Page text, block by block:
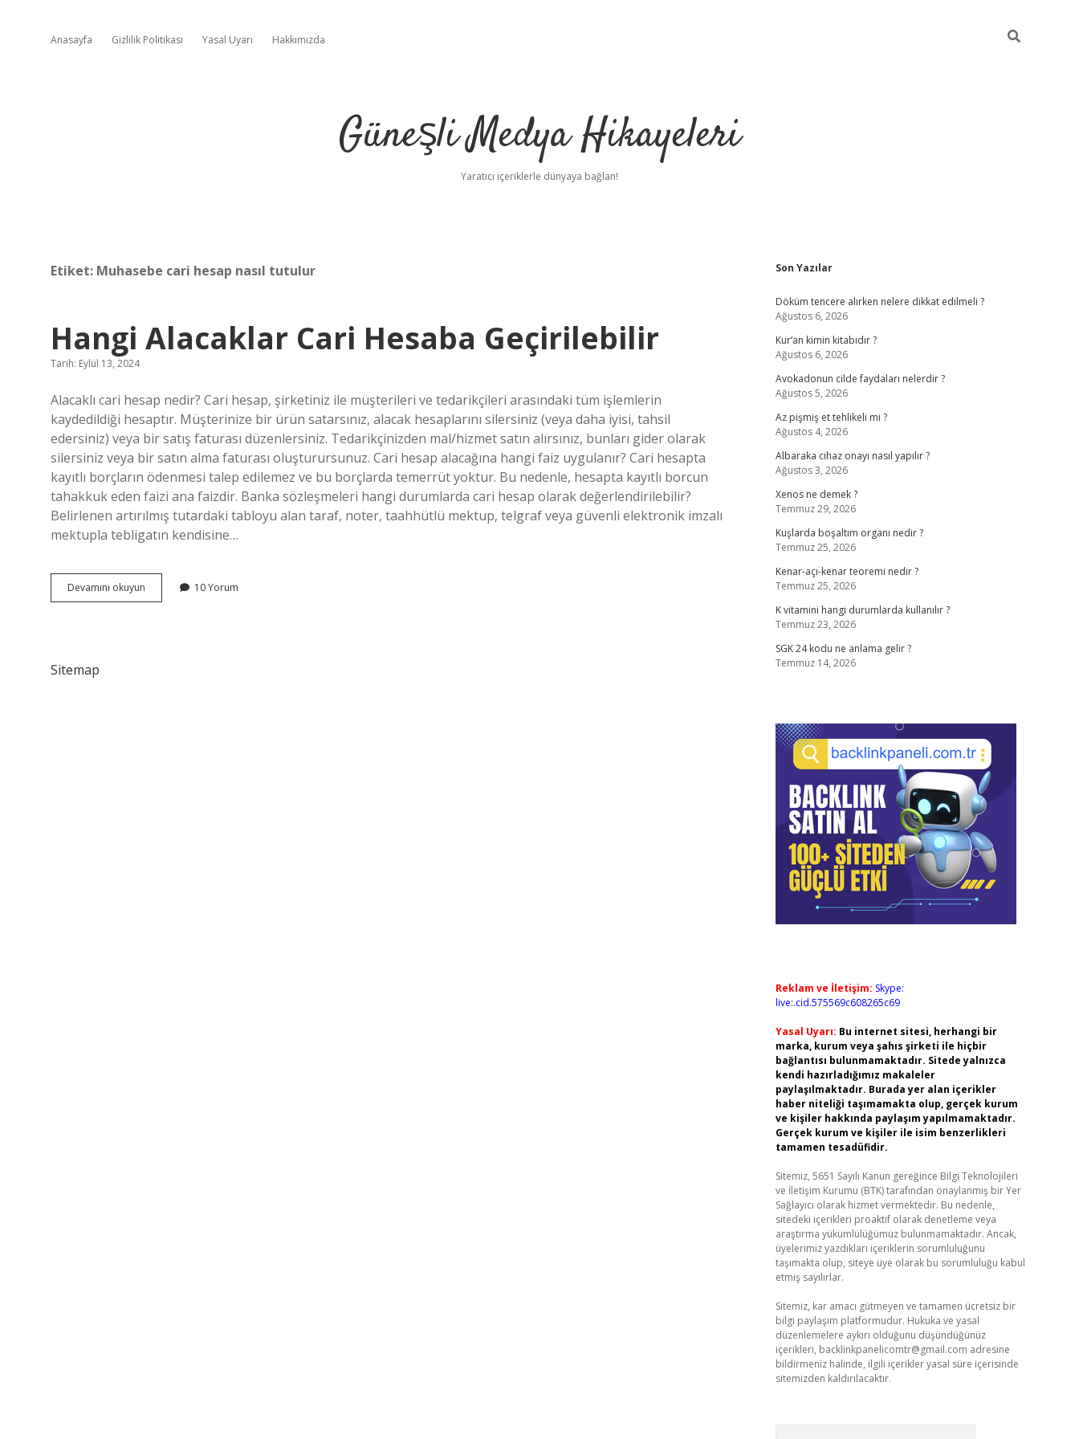
Anasayfa Gizlilik Politikası Yasal Uyarı Hakkımızda
Güneşli Medya Hikayeleri
Yaratıcı içeriklerle dünyaya bağlan!
Etiket: Muhasebe cari hesap nasıl tutulur
Hangi Alacaklar Cari Hesaba Geçirilebilir
Tarih: Eylül 13, 2024
Alacaklı cari hesap nedir? Cari hesap, şirketiniz ile müşterileri ve tedarikçileri arasındaki tüm işlemlerin
kaydedildiği hesaptır. Müşterinize bir ürün satarsınız, alacak hesaplarını silersiniz (veya daha iyisi, tahsil
edersiniz) veya bir satış faturası düzenlersiniz. Tedarikçinizden mal/hizmet satın alırsınız, bunları gider olarak
silersiniz veya bir satın alma faturası oluşturursunuz. Cari hesap alacağına hangi faiz uygulanır? Cari hesapta
kayıtlı borçların ödenmesi talep edilemez ve bu borçlarda temerrüt yoktur. Bu nedenle, hesapta kayıtlı borcun
tahakkuk eden faizi ana faizdir. Banka sözleşmeleri hangi durumlarda cari hesap olarak değerlendirilebilir?
Belirlenen artırılmış tutardaki tabloyu alan taraf, noter, taahhütlü mektup, telgraf veya güvenli elektronik imzalı
mektupla tebligatın kendisine…
Devamını okuyun
Alacaklar
10 Yorum
Sitemap
Sidebar
Son Yazılar
Döküm tencere alırken nelere dikkat edilmeli ?
Ağustos 6, 2026
Kur’an kimin kitabıdır ?
Ağustos 6, 2026
Avokadonun cilde faydaları nelerdir ?
Ağustos 5, 2026
Az pişmiş et tehlikeli mi ?
Ağustos 4, 2026
Albaraka cihaz onayı nasıl yapılır ?
Ağustos 3, 2026
Xenos ne demek ?
Temmuz 29, 2026
Kuşlarda boşaltım organı nedir ?
Temmuz 25, 2026
Kenar-açı-kenar teoremi nedir ?
Temmuz 25, 2026
K vitamini hangi durumlarda kullanılır ?
Temmuz 23, 2026
SGK 24 kodu ne anlama gelir ?
Temmuz 14, 2026
Reklam ve İletişim: Skype:
live:.cid.575569c608265c69
Yasal Uyarı: Bu internet sitesi, herhangi bir
marka, kurum veya şahıs şirketi ile hiçbir
bağlantısı bulunmamaktadır. Sitede yalnızca
kendi hazırladığımız makaleler
paylaşılmaktadır. Burada yer alan içerikler
haber niteliği taşımamakta olup, gerçek kurum
ve kişiler hakkında paylaşım yapılmamaktadır.
Gerçek kurum ve kişiler ile isim benzerlikleri
tamamen tesadüfidir.
Sitemiz, 5651 Sayılı Kanun gereğince Bilgi Teknolojileri
ve İletişim Kurumu (BTK) tarafından onaylanmış bir Yer
Sağlayıcı olarak hizmet vermektedir. Bu nedenle,
sitedeki içerikleri proaktif olarak denetleme veya
araştırma yükümlülüğümüz bulunmamaktadır. Ancak,
üyelerimiz yazdıkları içeriklerin sorumluluğunu
taşımakta olup, siteye üye olarak bu sorumluluğu kabul
etmiş sayılırlar.
Sitemiz, kar amacı gütmeyen ve tamamen ücretsiz bir
bilgi paylaşım platformudur. Hukuka ve yasal
düzenlemelere aykırı olduğunu düşündüğünüz
içerikleri, backlinkpanelicomtr@gmail.com adresine
bildirmeniz halinde, ilgili içerikler yasal süre içerisinde
sitemizden kaldırılacaktır.